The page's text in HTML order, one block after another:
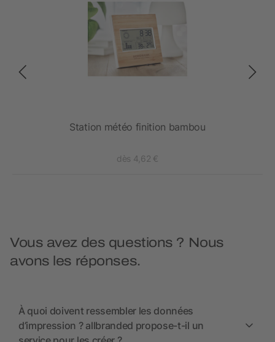
Station météo finition bambou
dès 4,62 €
Vous avez des questions ? Nous
avons les réponses.
À quoi doivent ressembler les données
d’impression ? allbranded propose-t-il un